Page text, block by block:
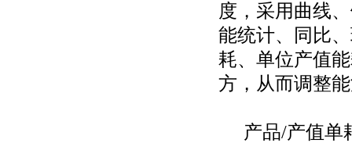
度，采用曲线
能统计、同比
耗、单位产值
方，从而调整
产品/产值单